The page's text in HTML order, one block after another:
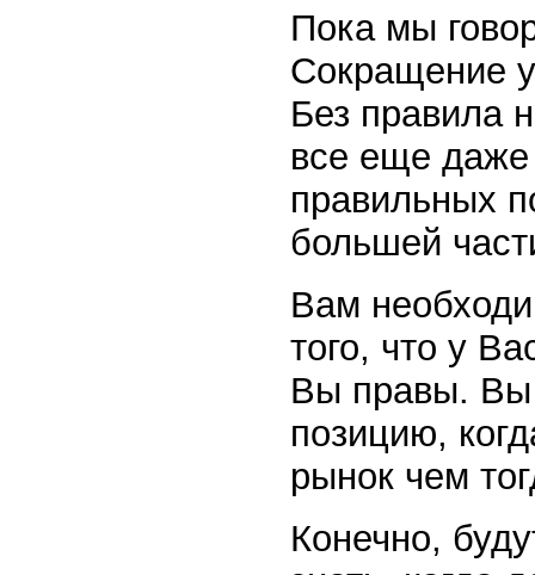
Пока мы
Сокращение
Без правила
все еще даже
правильных
большей
Вам
того, что у
Вы правы. Вы
позицию,
рынок чем
Конечно,